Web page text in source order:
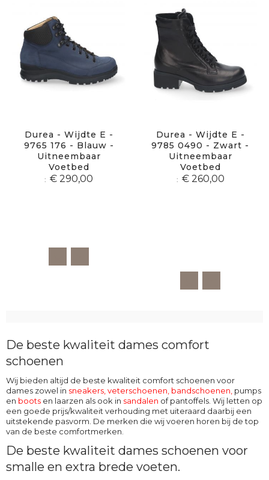
Durea - Wijdte E -
9765 176 - Blauw -
Uitneembaar
Voetbed
€ 290,00
Durea - Wijdte E -
9785 0490 - Zwart -
Uitneembaar
Voetbed
€ 260,00
De beste kwaliteit dames comfort
schoenen
Wij bieden altijd de beste kwaliteit comfort schoenen voor
dames zowel in sneakers, veterschoenen bandschoenen pumps
en boots en laarzen als ook in sandalen of pantoffels. Wij letten op
een goede prijs/kwaliteit verhouding met uiteraard daarbij een
uitstekende pasvorm. De merken die wij voeren horen bij de top
van de beste comfortmerken.
De beste kwaliteit dames schoenen voor
smalle en extra brede voeten.